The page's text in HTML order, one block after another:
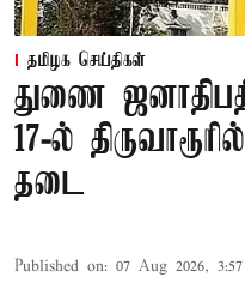
தமிழக செய்திகள்
துணை
17-ல்
தடை
Published on: 07 Aug 2026,